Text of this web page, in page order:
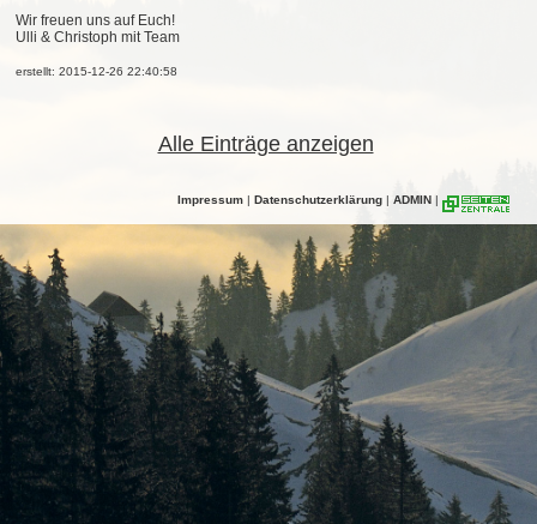
Wir freuen uns auf Euch!
Ulli & Christoph mit Team
erstellt: 2015-12-26 22:40:58
Alle Einträge anzeigen
Impressum | Datenschutzerklärung | ADMIN |